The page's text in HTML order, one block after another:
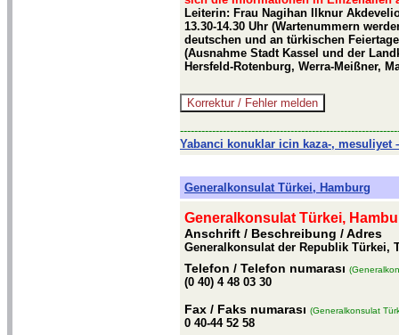
Leiterin: Frau Nagihan Ilknur
13.30-14.30 Uhr (Wartenummern
deutschen und an türkischen
(Ausnahme Stadt Kassel und der
Hersfeld-Rotenburg, Werra-Meißner,
Yabanci konuklar icin kaza-, mesuliyet
Generalkonsulat Türkei, Hamburg
Generalkonsulat Türkei,
Anschrift / Beschreibung / Adres
Generalkonsulat der Republik Türkei,
Telefon / Telefon numarası
(0 40) 4 48 03 30
Fax / Faks numarası (Generalkonsulat
0 40-44 52 58